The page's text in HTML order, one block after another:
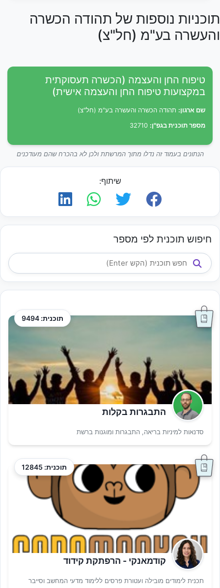
תוכניות נוספות של תהודה הכשרה
והעשרה בע"מ (חל"צ)
טיפוח החן והעצמה (הכשרה תעסוקתית
במקצועות טיפוח החן והעצמה אישית)
שם ארגון: תהודה הכשרה והעשרה בע"מ (חל"צ)
מספר תוכנית בגפ"ן:
הנתונים בעמוד זה נדלו מתוך המרשתת ולכן לא בהכרח שהם מעודכנים
שיתוף:
חיפוש תוכנית לפי מספר
תוכנית: 9494
התבגרות בקלות
סדנאות למיניות בריאה, התבגרות ומוגנות ברשת
תוכנית: 12845
קודמאנקי - הרפתקת קידוד
תכנית לימודים מובילה ועטורת פרסים ללימוד מדעי המחשב וסייבר